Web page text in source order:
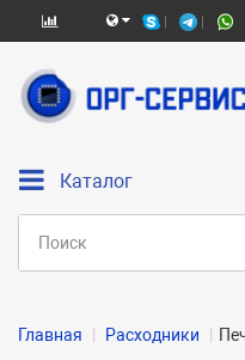
Каталог
Главная Расходники